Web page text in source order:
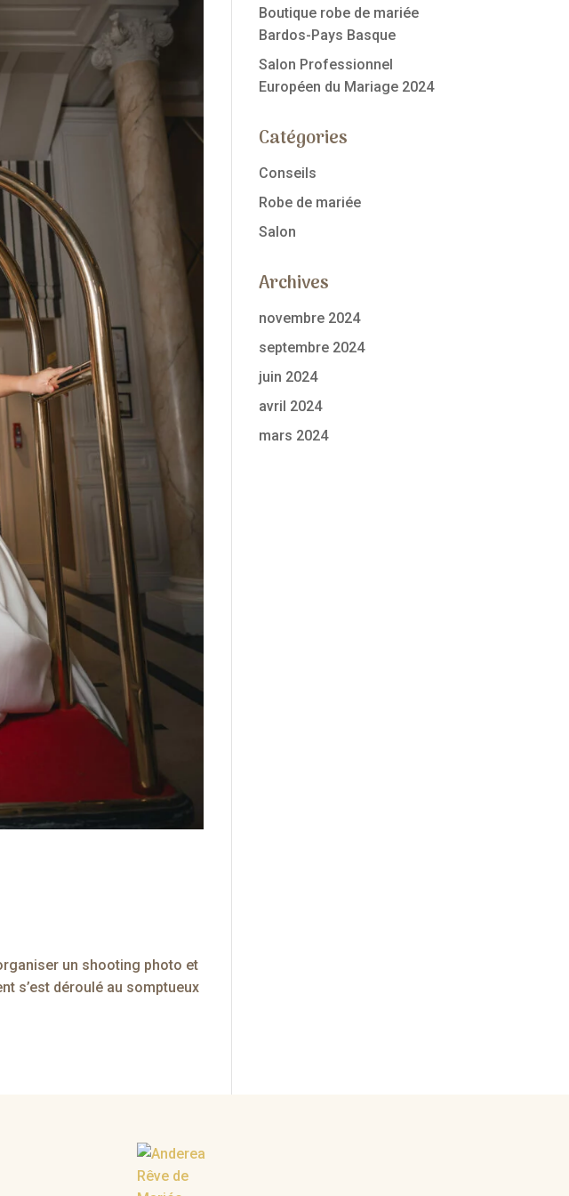
un shooting photo et
s’est déroulé au somptueux
Boutique robe de mariée
Bardos-Pays Basque
Salon Professionnel
Européen du Mariage 2024
Catégories
Conseils
Robe de mariée
Salon
Archives
novembre 2024
septembre 2024
juin 2024
avril 2024
mars 2024